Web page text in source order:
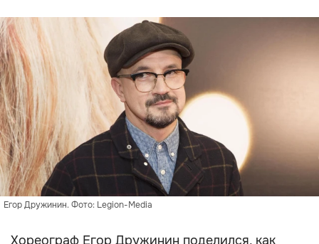
Егор Дружинин. Фото: Legion-Media
Хореограф Егор Дружинин поделился, как